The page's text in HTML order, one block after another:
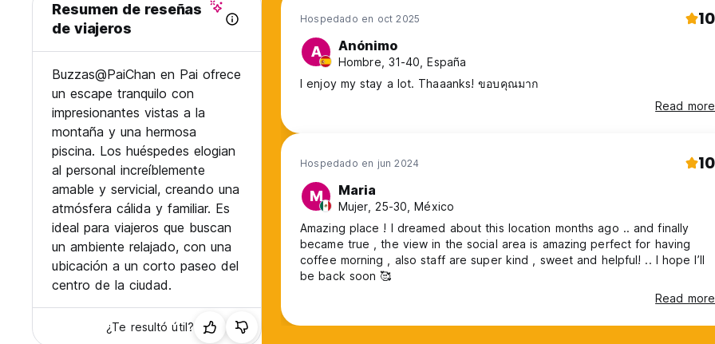
Resumen de reseñas
de viajeros
Buzzas@PaiChan en Pai ofrece
un escape tranquilo con
impresionantes vistas a la
montaña y una hermosa
piscina. Los huéspedes elogian
al personal increíblemente
amable y servicial, creando una
atmósfera cálida y familiar. Es
ideal para viajeros que buscan
un ambiente relajado, con una
ubicación a un corto paseo del
centro de la ciudad.
¿Te resultó útil?
Hospedado en oct 2025 10
A Anónimo
Hombre, 31-40, España
I enjoy my stay a lot. Thaaanks! ขอบคุณมาก
Read more
Hospedado en jun 2024 10
M Maria
Mujer, 25-30, México
Amazing place ! I dreamed about this location months ago .. and finally
became true , the view in the social area is amazing perfect for having
coffee morning , also staff are super kind , sweet and helpful! .. I hope I’ll
be back soon 🥰
Read more